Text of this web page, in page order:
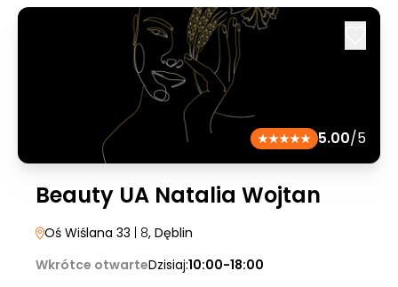
5.00/5
Beauty UA Natalia Wojtan
Oś Wiślana 33 | 8, Dęblin
Wkrótce otwarteDzisiaj:10:00-18:00